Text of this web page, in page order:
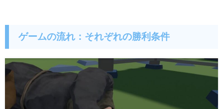
ゲームの流れ：それぞれの勝利条件